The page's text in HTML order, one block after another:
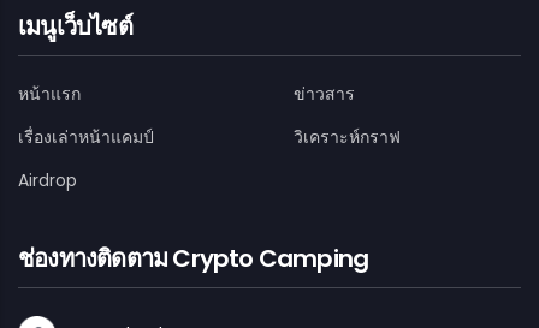
เมนูเว็บไซต์
หน้าแรก
ข่าวสาร
เรื่องเล่าหน้าแคมป์
วิเคราะห์กราฟ
Airdrop
ช่องทางติดตาม Crypto Camping